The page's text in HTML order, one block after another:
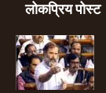
लोकप्रिय पोस्ट